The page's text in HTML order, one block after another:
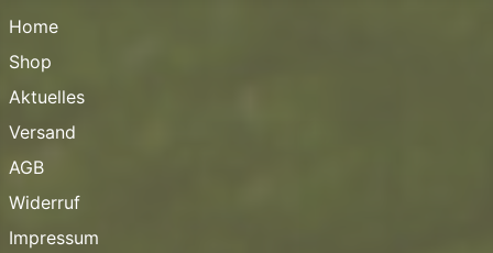
Home
Shop
Aktuelles
Versand
AGB
Widerruf
Impressum